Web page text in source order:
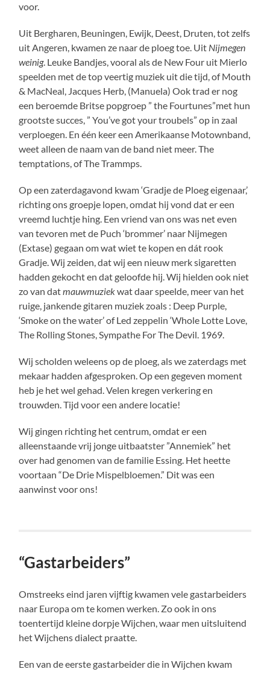
voor.
Uit Bergharen, Beuningen, Ewijk, Deest, Druten, tot zelfs
uit Angeren, kwamen ze naar de ploeg toe. Uit Nijmegen
weinig. Leuke Bandjes, vooral als de New Four uit Mierlo
speelden met de top veertig muziek uit die tijd, of Mouth
& MacNeal, Jacques Herb, (Manuela) Ook trad er nog
een beroemde Britse popgroep ” the Fourtunes”met hun
grootste succes, ” You’ve got your troubels” op in zaal
verploegen. En één keer een Amerikaanse Motownband,
weet alleen de naam van de band niet meer. The
temptations, of The Trammps.
Op een zaterdagavond kwam ‘Gradje de Ploeg eigenaar,’
richting ons groepje lopen, omdat hij vond dat er een
vreemd luchtje hing. Een vriend van ons was net even
van tevoren met de Puch ‘brommer’ naar Nijmegen
(Extase) gegaan om wat wiet te kopen en dát rook
Gradje. Wij zeiden, dat wij een nieuw merk sigaretten
hadden gekocht en dat geloofde hij. Wij hielden ook niet
zo van datmauwmuziekwat daar speelde, meer van het
ruige, jankende gitaren muziek zoals : Deep Purple,
‘Smoke on the water’ of Led zeppelin ‘Whole Lotte Love,
The Rolling Stones, Sympathe For The Devil. 1969.
Wij scholden weleens op de ploeg, als we zaterdags met
mekaar hadden afgesproken. Op een gegeven moment
heb je het wel gehad. Velen kregen verkering en
trouwden. Tijd voor een andere locatie!
Wij gingen richting het centrum, omdat er een
alleenstaande vrij jonge uitbaatster ”Annemiek” het
over had genomen van de familie Essing. Het heette
voortaan “De Drie Mispelbloemen.” Dit was een
aanwinst voor ons!
“Gastarbeiders”
Omstreeks eind jaren vijftig kwamen vele gastarbeiders
naar Europa om te komen werken. Zo ook in ons
toentertijd kleine dorpje Wijchen, waar men uitsluitend
het Wijchens dialect praatte.
Een van de eerste gastarbeider die in Wijchen kwam